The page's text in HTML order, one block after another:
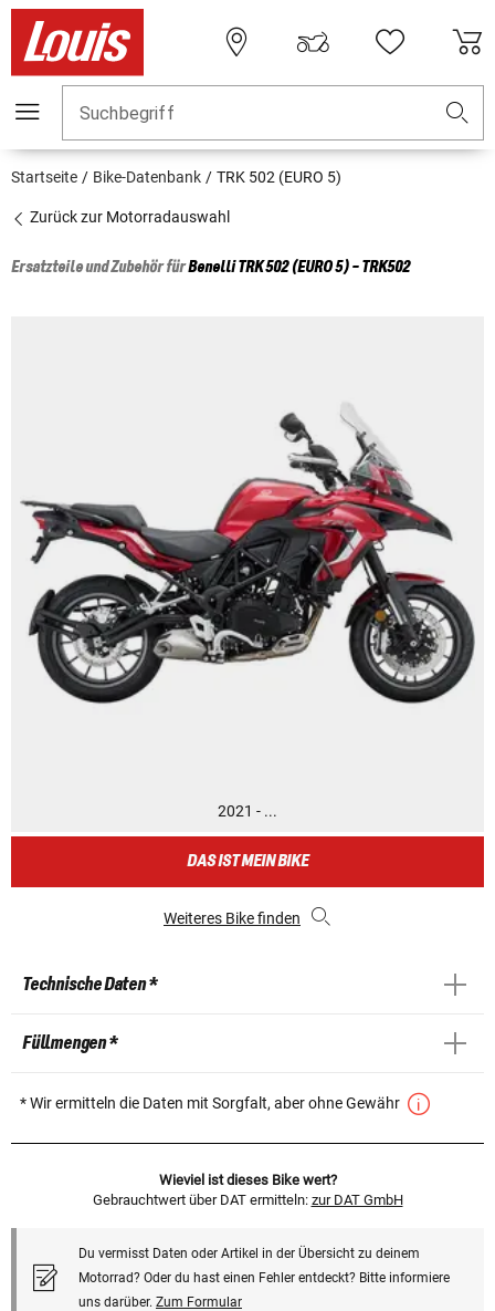
Suchbegriff
Startseite Bike-Datenbank TRK 502 (EURO 5)
Zurück zur Motorradauswahl
Ersatzteile und Zubehör fürBenelliTRK 502 (EURO 5) - TRK502
2021 - ...
DAS IST MEIN BIKE
Weiteres Bike finden
Technische Daten *
Füllmengen *
* Wir ermitteln die Daten mit Sorgfalt, aber ohne Gewähr
Wieviel ist dieses Bike wert?
Gebrauchtwert über DAT ermitteln: zur DAT GmbH
Du vermisst Daten oder Artikel in der Übersicht zu deinem
Motorrad? Oder du hast einen Fehler entdeckt? Bitte informiere
uns darüber. Zum Formular